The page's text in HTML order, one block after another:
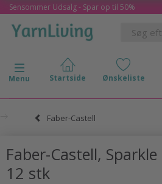
Sensommer Udsalg - Spar op til 50%
Skifte navigation
Menu
Faber-Castell
Faber-Castell,
12 stk